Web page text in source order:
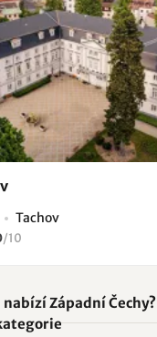
Tachov
/10
nabízí Západní Čechy?